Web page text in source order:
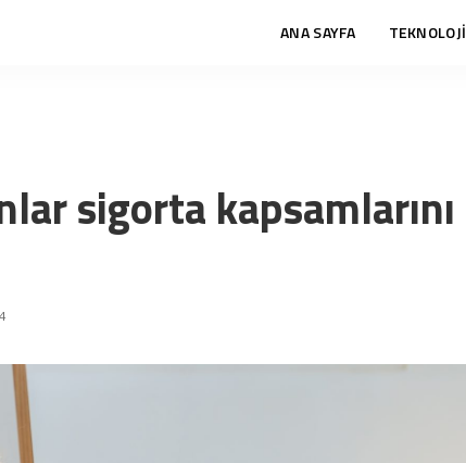
ANA SAYFA TEKNOLOJİ
sigorta kapsamlarını